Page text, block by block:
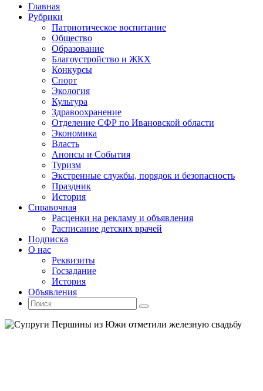
Промотать
содержимому
Главная
Рубрики
Патриотическое воспитание
Общество
Образование
Благоустройство и ЖКХ
Конкурсы
Спорт
Экология
Культура
Здравоохранение
Отделение СФР по Ивановской области
Экономика
Власть
Анонсы и События
Туризм
Экстренные службы, порядок и безопасность
Праздник
История
Справочная
Расценки на рекламу и объявления
Расписание детских врачей
Подписка
О нас
Реквизиты
Госзадание
История
Объявления
Поиск
Искать:
Поиск